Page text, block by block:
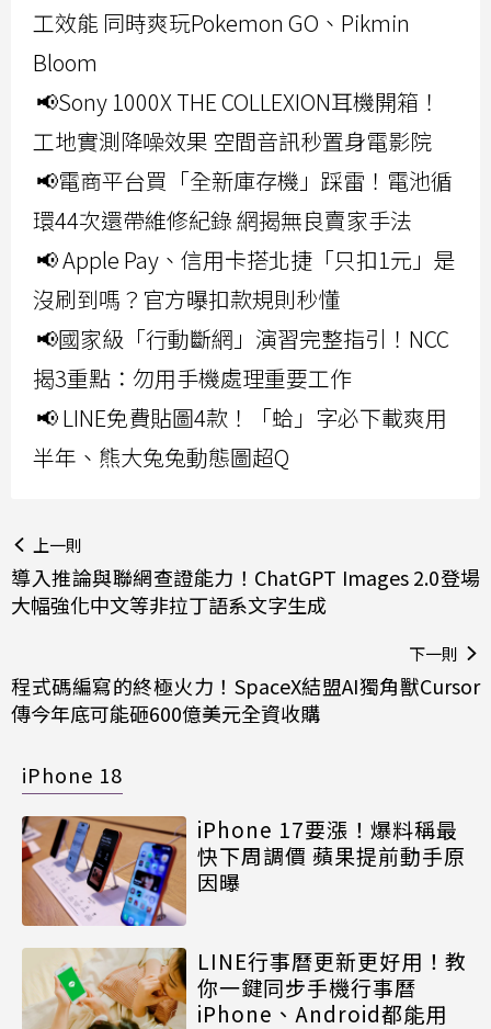
工效能 同時爽玩Pokemon GO、Pikmin
Bloom
📢Sony 1000X THE COLLEXION耳機開箱！
工地實測降噪效果 空間音訊秒置身電影院
📢電商平台買「全新庫存機」踩雷！電池循
環44次還帶維修紀錄 網揭無良賣家手法
📢 Apple Pay、信用卡搭北捷「只扣1元」是
沒刷到嗎？官方曝扣款規則秒懂
📢國家級「行動斷網」演習完整指引！NCC
揭3重點：勿用手機處理重要工作
📢 LINE免費貼圖4款！「蛤」字必下載爽用
半年、熊大兔兔動態圖超Q
上一則
導入推論與聯網查證能力！ChatGPT Images 2.0登場
大幅強化中文等非拉丁語系文字生成
下一則
程式碼編寫的終極火力！SpaceX結盟AI獨角獸Cursor
傳今年底可能砸600億美元全資收購
iPhone 18
iPhone 17要漲！爆料稱最
快下周調價 蘋果提前動手原
因曝
LINE行事曆更新更好用！教
你一鍵同步手機行事曆
iPhone、Android都能用